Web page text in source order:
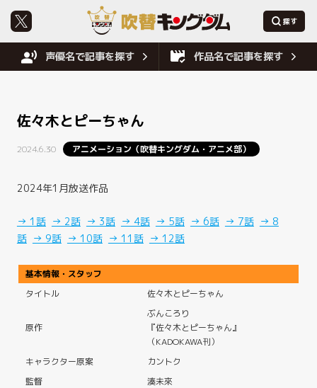
声優名で記事を探す 作品名で記事を探す
佐々木とピーちゃん
2024.6.30 アニメーション（吹替キングダム・アニメ部）
2024年1月放送作品
→ 1話 → 2話 → 3話 → 4話 → 5話 → 6話 → 7話 → 8
話 → 9話 → 10話 → 11話 → 12話
基本情報・スタッフ
タイトル
佐々木とピーちゃん
原作
ぶんころり
『佐々木とピーちゃん』
（KADOKAWA刊）
キャラクター原案
カントク
監督
湊未來